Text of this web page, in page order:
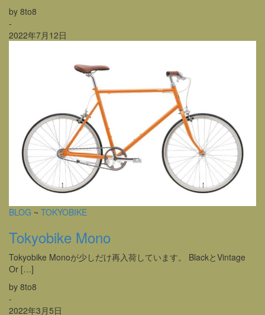
by 8to8
-
2022年7月12日
BLOG ~ TOKYOBIKE
Tokyobike Mono
Tokyobike Monoが少しだけ再入荷しています。 BlackとVintage
Or […]
by 8to8
-
2022年3月5日